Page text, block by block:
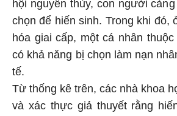
hội nguyên thủy, con người
chọn để hiến sinh. Trong khi đó,
hóa giai cấp, một cá nhân
có khả năng bị chọn làm nạn
tế.
Từ thống kê trên, các nhà khoa
và xác thực giả thuyết rằng